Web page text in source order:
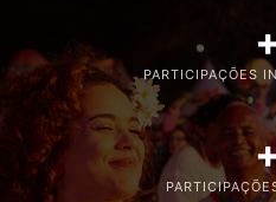
PARTICIPAÇÕES
+
+